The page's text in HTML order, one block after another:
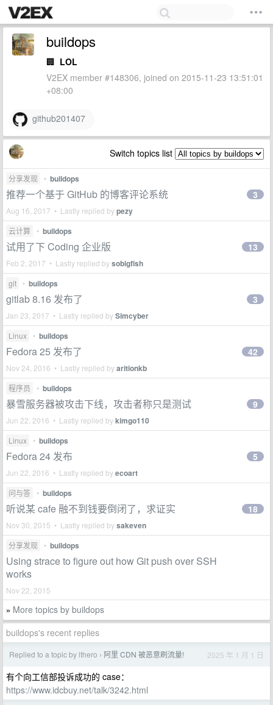
buildops
🏢 LOL
V2EX member #148306, joined on 2015-11-23 13:51:01
+08:00
github201407
Switch topics list
分享发现 • buildops
推荐一个基于 GitHub 的博客评论系统
Aug 16, 2017 • Lastly replied bypezy
3
云计算 • buildops
试用了下 Coding 企业版
Feb 2, 2017 • Lastly replied bysobigfish
13
git • buildops
gitlab 8.16 发布了
Jan 23, 2017 • Lastly replied bySimcyber
3
Linux • buildops
Fedora 25 发布了
Nov 24, 2016 • Lastly replied byaritionkb
42
程序员 • buildops
暴雪服务器被攻击下线，攻击者称只是测试
Jun 22, 2016 • Lastly replied bykimgo110
9
Linux • buildops
Fedora 24 发布
Jun 22, 2016 • Lastly replied byecoart
5
问与答 • buildops
听说某 cafe 融不到钱要倒闭了，求证实
Nov 30, 2015 • Lastly replied bysakeven
18
分享发现 • buildops
Using strace to figure out how Git push over SSH
works
Nov 22, 2015
» More topics by buildops
buildops's recent replies
Replied to a topic by lthero › 阿里 CDN 被恶意刷流量! 2025 年 1 月 1 日
有个向工信部投诉成功的 case：
https://www.idcbuy.net/talk/3242.html